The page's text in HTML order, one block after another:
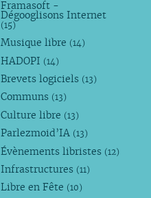
Framasoft -
Dégooglisons Internet
(15)
Musique libre (14)
HADOPI (14)
Brevets logiciels (13)
Communs (13)
Culture libre (13)
Parlezmoid’IA (13)
Évènements libristes (12)
Infrastructures (11)
Libre en Fête (10)